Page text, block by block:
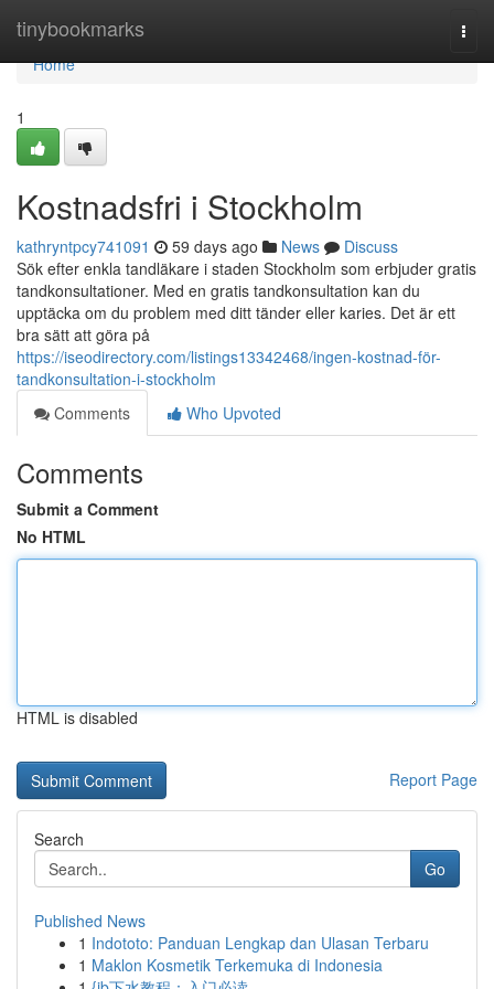
tinybookmarks
Home
Home
1
Kostnadsfri i Stockholm
kathryntpcy741091 59 days ago News
Discuss
Sök efter enkla tandläkare i staden Stockholm som erbjuder gratis
tandkonsultationer. Med en gratis tandkonsultation kan du
upptäcka om du problem med ditt tänder eller karies. Det är ett
bra sätt att göra på
https://iseodirectory.com/listings13342468/ingen-kostnad-för-
tandkonsultation-i-stockholm
Comments
Who Upvoted
Comments
Submit a Comment
No HTML
HTML is disabled
Report Page
Search
Go
Published News
1 Indototo: Panduan Lengkap dan Ulasan Terbaru
1 Maklon Kosmetik Terkemuka di Indonesia